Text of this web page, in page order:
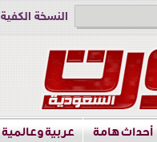
النسخة الكفية
أحداث هامة عربية وعالمية